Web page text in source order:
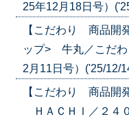
25年12月18日号）
【こだわり 商品開
ップ> 牛丸／こだわ
2月11日号）('25/12/
【こだわり 商品開
ＨＡＣＨＩ／２４